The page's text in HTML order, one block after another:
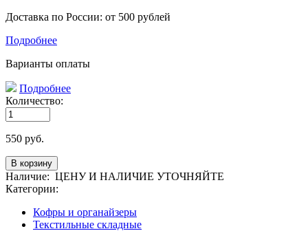
Доставка по России: от 500 рублей
Подробнее
Варианты оплаты
Подробнее
Количество:
550 руб.
Наличие: ЦЕНУ И НАЛИЧИЕ УТОЧНЯЙТЕ
Категории:
Кофры и органайзеры
Текстильные складные